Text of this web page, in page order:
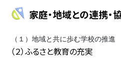
家庭・地域との連携・
（１）地域と共に歩む学校の推進
（２）ふるさと教育の充実